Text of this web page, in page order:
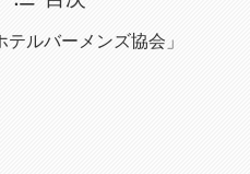
ルバーメンズ協会」